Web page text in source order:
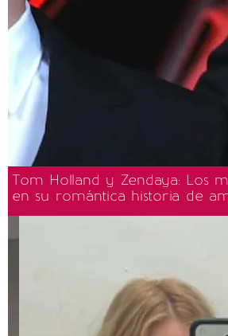
Tom Holland y Zendaya: Los
en su romántica historia de